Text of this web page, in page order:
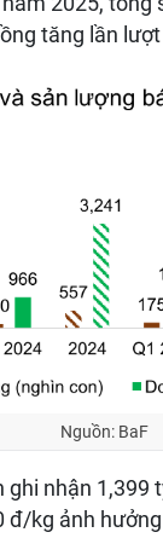
tăng lần lượt
Nguồn: BaF
nhận 1,399
đ/kg ảnh